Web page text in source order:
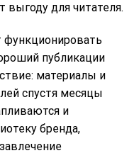
выгоду для читателя.
публикации
материалы и
спустя месяцы
и
бренда,